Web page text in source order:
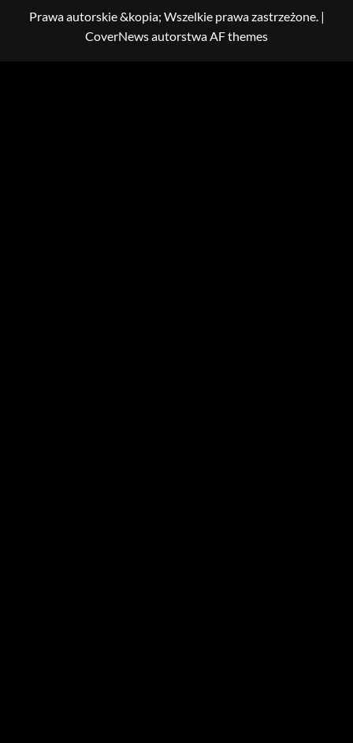
Prawa autorskie &kopia; Wszelkie prawa zastrzeżone. |
CoverNewsautorstwa AF themes